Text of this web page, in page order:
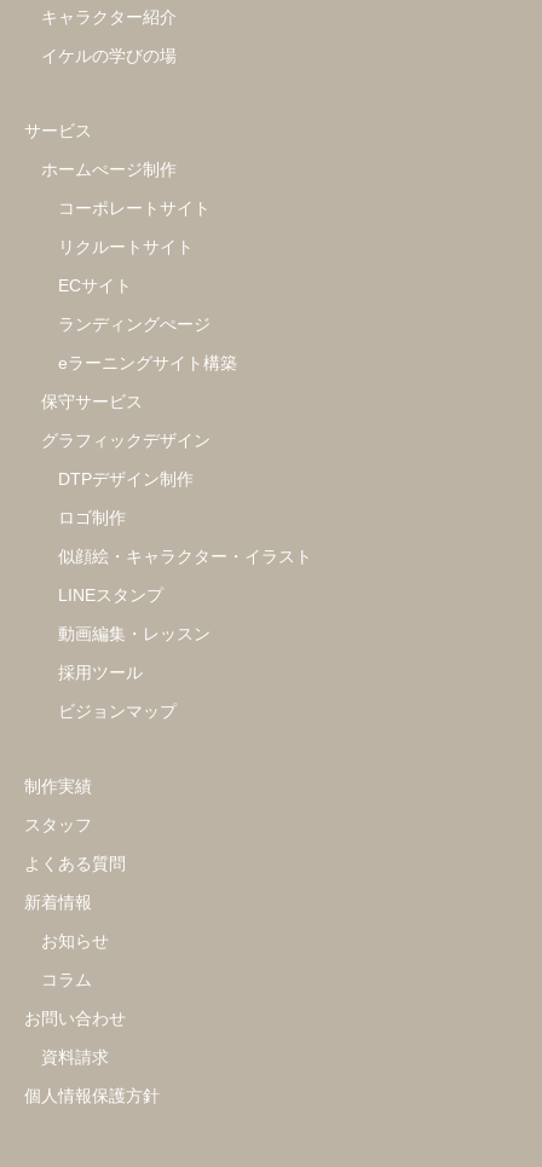
キャラクター紹介
イケルの学びの場
サービス
ホームぺージ制作
コーポレートサイト
リクルートサイト
ECサイト
ランディングぺージ
eラーニングサイト構築
保守サービス
グラフィックデザイン
DTPデザイン制作
ロゴ制作
似顔絵・キャラクター・イラスト
LINEスタンプ
動画編集・レッスン
採用ツール
ビジョンマップ
制作実績
スタッフ
よくある質問
新着情報
お知らせ
コラム
お問い合わせ
資料請求
個人情報保護方針